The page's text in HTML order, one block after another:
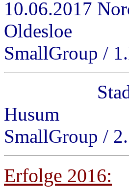
10.06.2017
Oldesloe
SmallGroup /
SmallGroup /
Erfolge 2016: